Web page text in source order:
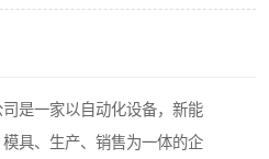
是一家以自动化设备，新能
具、生产、销售为一体的企